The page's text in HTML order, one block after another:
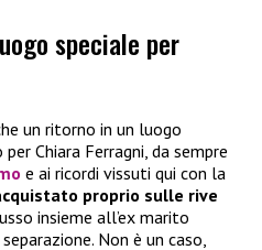
speciale per
un ritorno in un luogo
Chiara Ferragni, da sempre
e ai ricordi vissuti qui con la
proprio sulle rive
insieme all’ex marito
Non è un caso,